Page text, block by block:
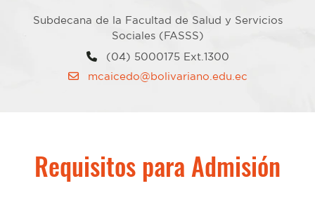
Subdecana de la Facultad de Salud y Servicios
Sociales (FASSS)
(04) 5000175 Ext.1300
mcaicedo@bolivariano.edu.ec
Requisitos para Admisión